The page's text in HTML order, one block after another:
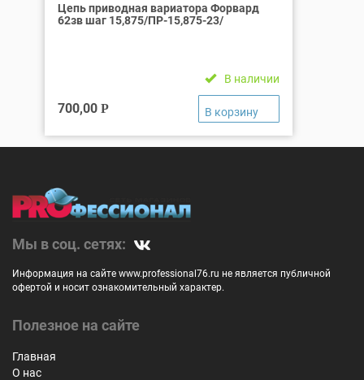
Цепь приводная вариатора Форвард
62зв шаг 15,875/ПР-15,875-23/
В наличии
700,00 Р
Мы в соц. сетях:
Информация на сайте www.professional76.ru не является публичной
офертой и носит ознакомительный характер.
Полезное на сайте
Главная
О нас